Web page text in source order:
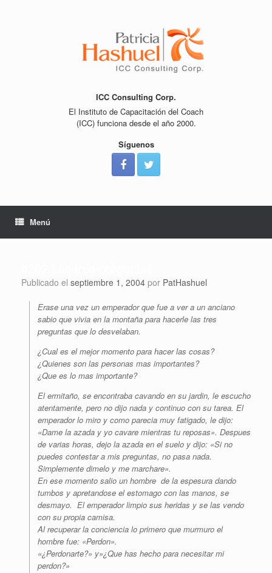
ICC Consulting Corp.
El Instituto de Capacitación del Coach
(ICC) funciona desde el año 2000.
Síguenos
Menú
Publicado el septiembre 1, 2004 por PatHashuel
Erase una vez un emperador que fue a ver a un anciano
sabio que vivia en la montaña para hacerle las tres
preguntas que lo desvelaban.
¿Cual es el mejor momento para hacer las cosas?
¿Quienes son las personas mas importantes?
¿Que es lo mas importante?
El ermitaño, se encontraba cavando en su jardin, le escucho
atentamente, pero no dijo nada y continuo con su tarea. El
emperador lo miro y como parecia muy fatigado, le dijo:
«Dame la azada y yo cavare mientras tu reposas». Despues
de varias horas, dejo la azada en el suelo y dijo: «Si no
puedes contestar a mis preguntas, no pasa nada.
Simplemente dimelo y me marchare».
En ese momento salio un hombre de la espesura dando
tumbos y apretandose el estomago con las manos, se
desmayo. El emperador limpio sus heridas y se las vendo
con su propia camisa.
Al recuperar la conciencia lo primero que murmuro el
hombre fue: «Perdon».
«¿Perdonarte?» y»¿Que has hecho para necesitar mi
perdon?»